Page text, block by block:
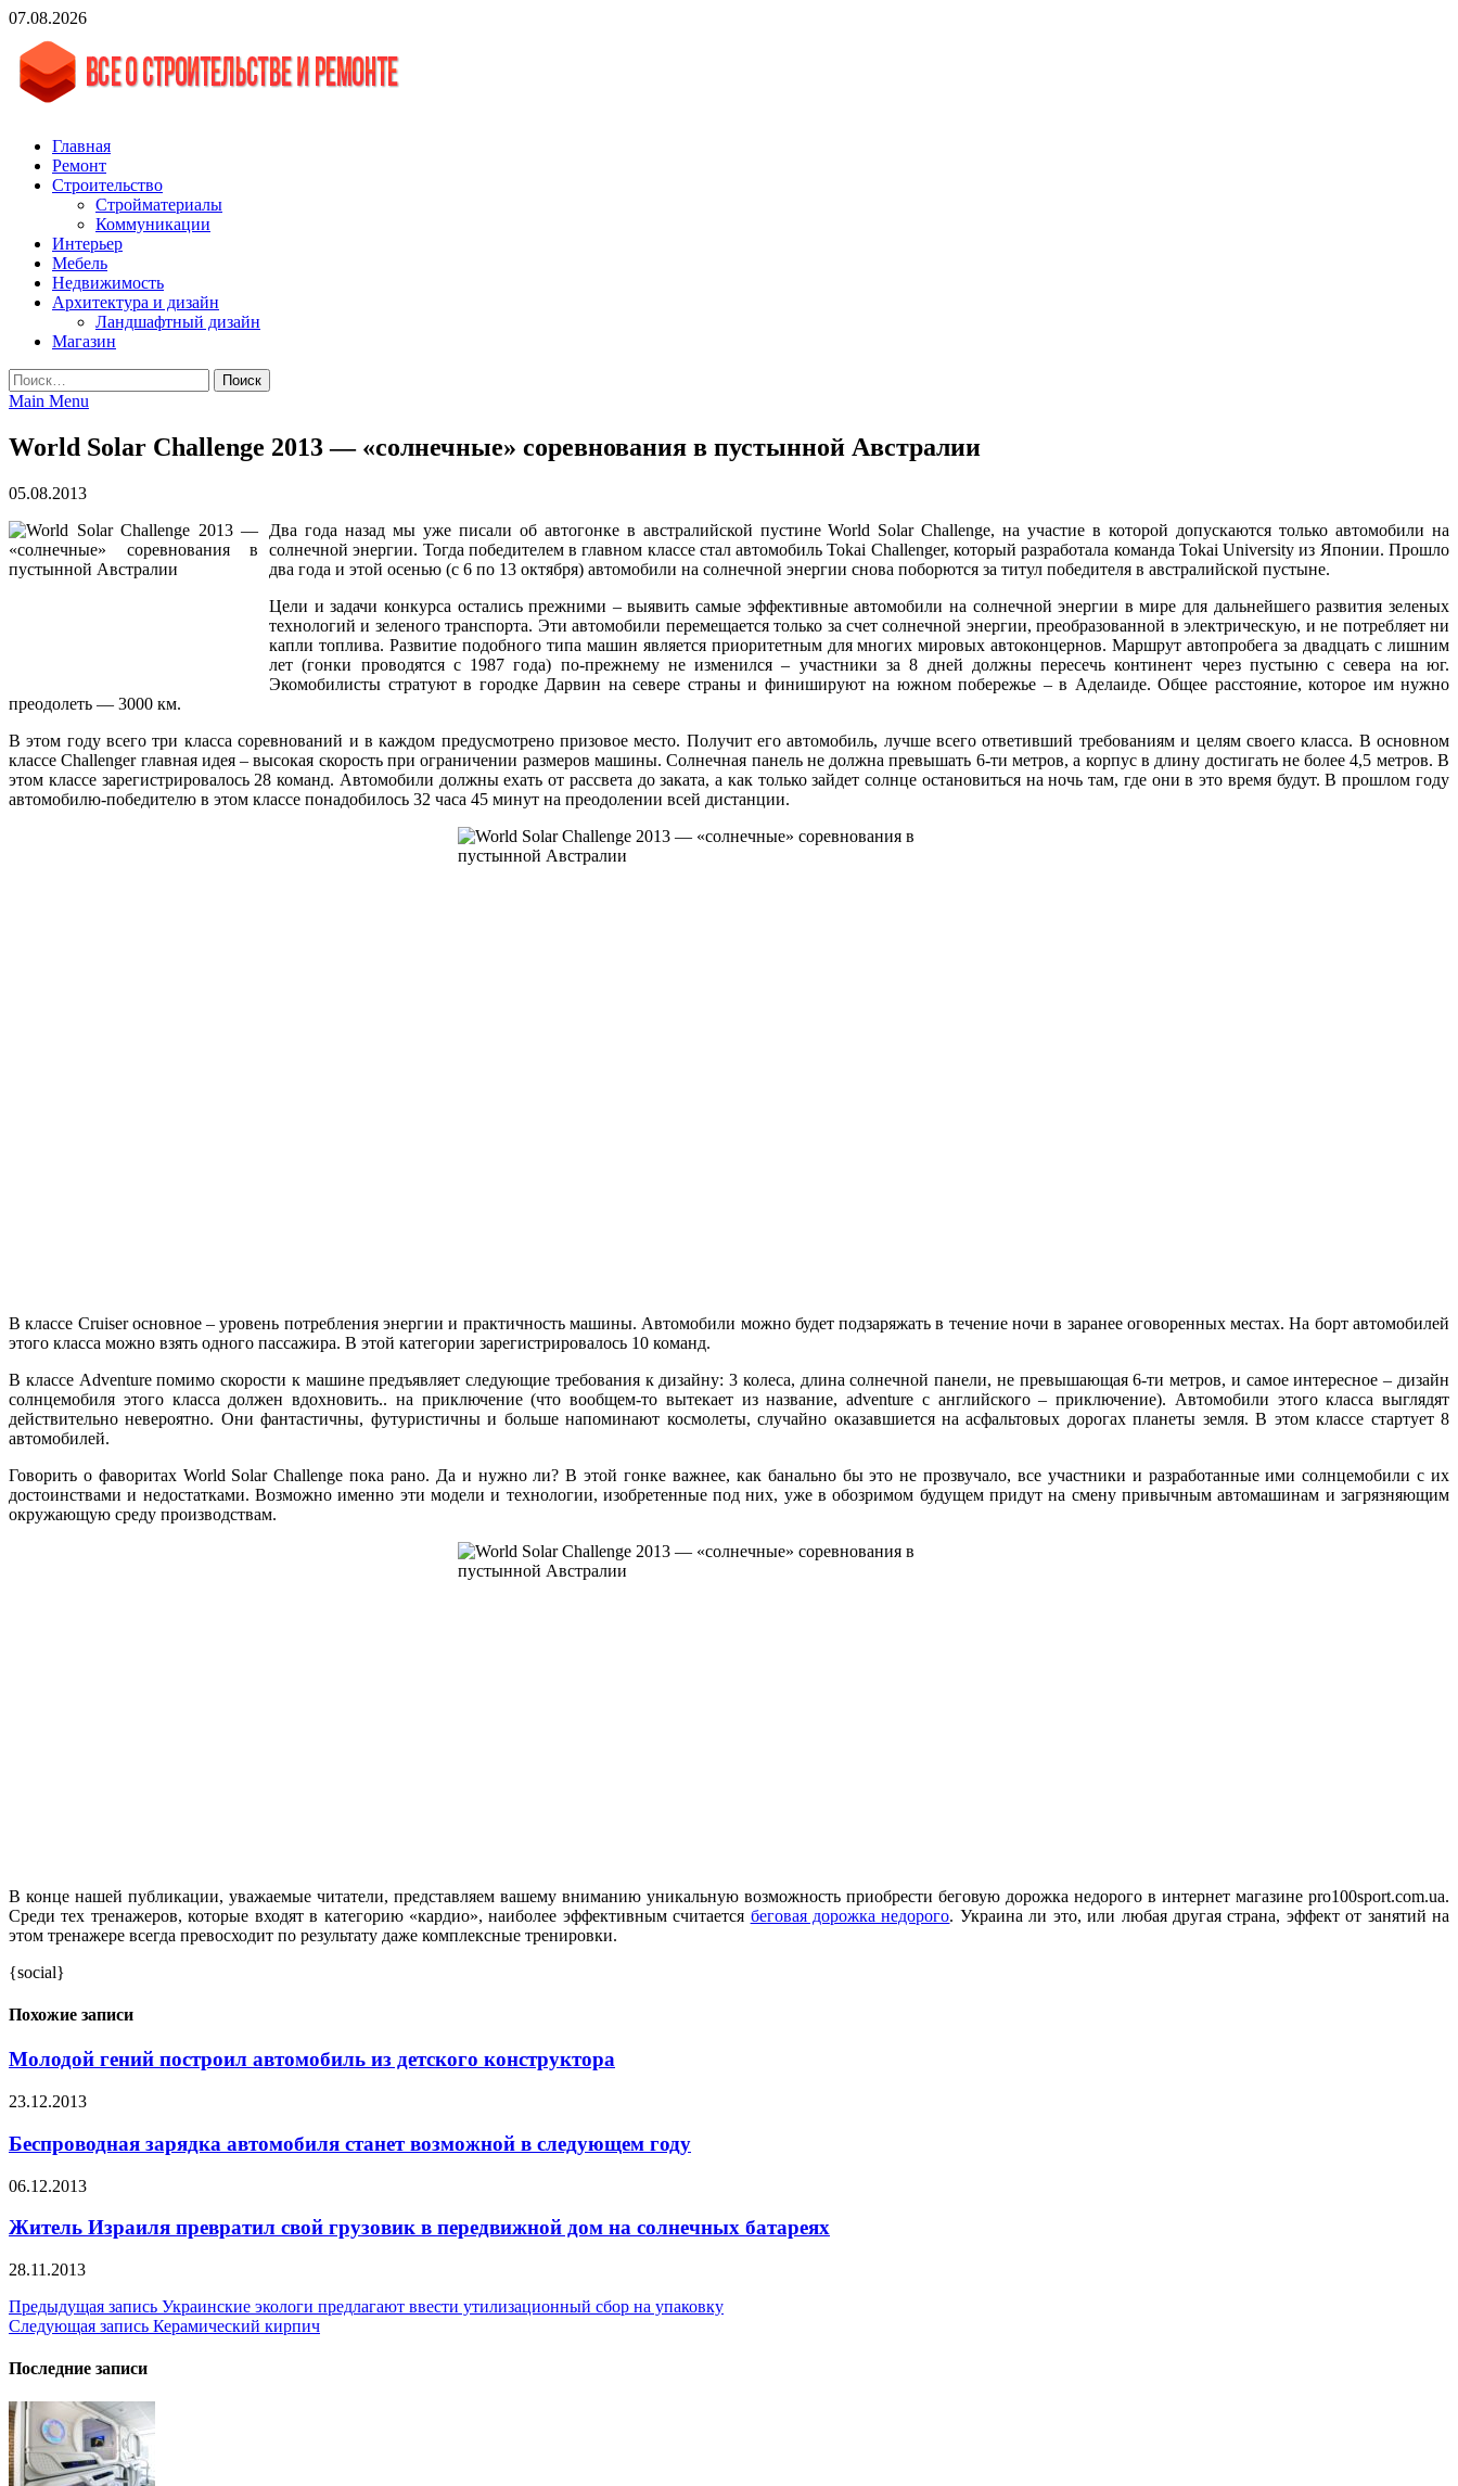
Skip
content
07.08.2026
vgasa.ru
Строительный журнал. Всё о строительстве и ремонтах
Главная
Ремонт
Строительство
Стройматериалы
Коммуникации
Интерьер
Мебель
Недвижимость
Архитектура и дизайн
Ландшафтный дизайн
Магазин
Найти:
Main Menu
World Solar Challenge 2013 — «солнечные» соревнования в пустынной Австралии
05.08.2013
Два года назад мы уже писали об автогонке в австралийской пустине World Solar Challenge, на участие в которой допускаются только автомобили на
солнечной энергии. Тогда победителем в главном классе стал автомобиль Tokai Challenger, который разработала команда Tokai University из Японии. Прошло
два года и этой осенью (с 6 по 13 октября) автомобили на солнечной энергии снова поборются за титул победителя в австралийской пустыне.
Цели и задачи конкурса остались прежними – выявить самые эффективные автомобили на солнечной энергии в мире для дальнейшего развития зеленых
технологий и зеленого транспорта. Эти автомобили перемещается только за счет солнечной энергии, преобразованной в электрическую, и не потребляет ни
капли топлива. Развитие подобного типа машин является приоритетным для многих мировых автоконцернов. Маршрут автопробега за двадцать с лишним
лет (гонки проводятся с 1987 года) по-прежнему не изменился – участники за 8 дней должны пересечь континент через пустыню с севера на юг.
Экомобилисты стратуют в городке Дарвин на севере страны и финишируют на южном побережье – в Аделаиде. Общее расстояние, которое им нужно
преодолеть — 3000 км.
В этом году всего три класса соревнований и в каждом предусмотрено призовое место. Получит его автомобиль, лучше всего ответивший требованиям и целям своего класса. В основном
классе Challenger главная идея – высокая скорость при ограничении размеров машины. Солнечная панель не должна превышать 6-ти метров, а корпус в длину достигать не более 4,5 метров. В
этом классе зарегистрировалось 28 команд. Автомобили должны ехать от рассвета до заката, а как только зайдет солнце остановиться на ночь там, где они в это время будут. В прошлом году
автомобилю-победителю в этом классе понадобилось 32 часа 45 минут на преодолении всей дистанции.
В классе Cruiser основное – уровень потребления энергии и практичность машины. Автомобили можно будет подзаряжать в течение ночи в заранее оговоренных местах. На борт автомобилей
этого класса можно взять одного пассажира. В этой категории зарегистрировалось 10 команд.
В классе Adventure помимо скорости к машине предъявляет следующие требования к дизайну: 3 колеса, длина солнечной панели, не превышающая 6-ти метров, и самое интересное – дизайн
солнцемобиля этого класса должен вдохновить.. на приключение (что вообщем-то вытекает из название, adventure с английского – приключение). Автомобили этого класса выглядят
действительно невероятно. Они фантастичны, футуристичны и больше напоминают космолеты, случайно оказавшиется на асфальтовых дорогах планеты земля. В этом классе стартует 8
автомобилей.
Говорить о фаворитах World Solar Challenge пока рано. Да и нужно ли? В этой гонке важнее, как банально бы это не прозвучало, все участники и разработанные ими солнцемобили с их
достоинствами и недостатками. Возможно именно эти модели и технологии, изобретенные под них, уже в обозримом будущем придут на смену привычным автомашинам и загрязняющим
окружающую среду производствам.
В конце нашей публикации, уважаемые читатели, представляем вашему вниманию уникальную возможность приобрести беговую дорожка недорого в интернет магазине pro100sport.com.ua.
Среди тех тренажеров, которые входят в категорию «кардио», наиболее эффективным считается беговая дорожка недорого. Украина ли это, или любая другая страна, эффект от занятий на
этом тренажере всегда превосходит по результату даже комплексные тренировки.
{social}
Похожие записи
Молодой гений построил автомобиль из детского конструктора
23.12.2013
Беспроводная зарядка автомобиля станет возможной в следующем году
06.12.2013
Житель Израиля превратил свой грузовик в передвижной дом на солнечных батареях
28.11.2013
Навигация
по
записям
Предыдущая запись Украинские экологи предлагают ввести утилизационный сбор на упаковку
Следующая запись Керамический кирпич
Последние записи